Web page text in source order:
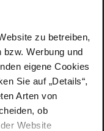
zu betreiben,
Werbung und
eigene Cookies
Sie auf „Details“,
Arten von
ob
Website
Made in Europe